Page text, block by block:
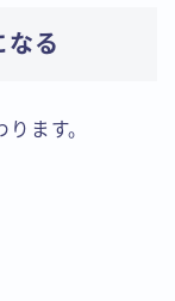
る
ます。